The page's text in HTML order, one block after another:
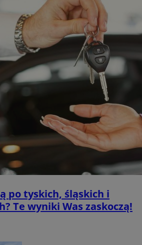
po tyskich, śląskich i
Te wyniki Was zaskoczą!